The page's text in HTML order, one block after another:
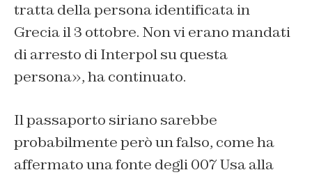
tratta della persona identificata in
Grecia il 3 ottobre. Non vi erano mandati
di arresto di Interpol su questa
persona», ha continuato.
Il passaporto siriano sarebbe
probabilmente però un falso, come ha
affermato una fonte degli 007 Usa alla